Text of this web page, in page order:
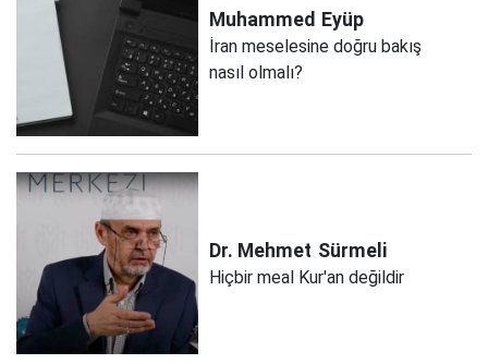
Muhammed Eyüp
İran meselesine doğru bakış
nasıl olmalı?
Dr. Mehmet Sürmeli
Hiçbir meal Kur'an değildir